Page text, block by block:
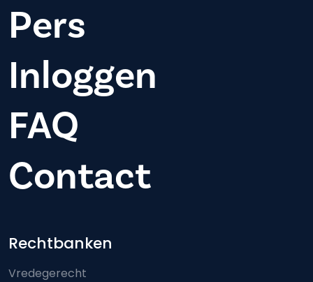
Pers
Inloggen
FAQ
Contact
Footer-menu
Rechtbanken
Vredegerecht